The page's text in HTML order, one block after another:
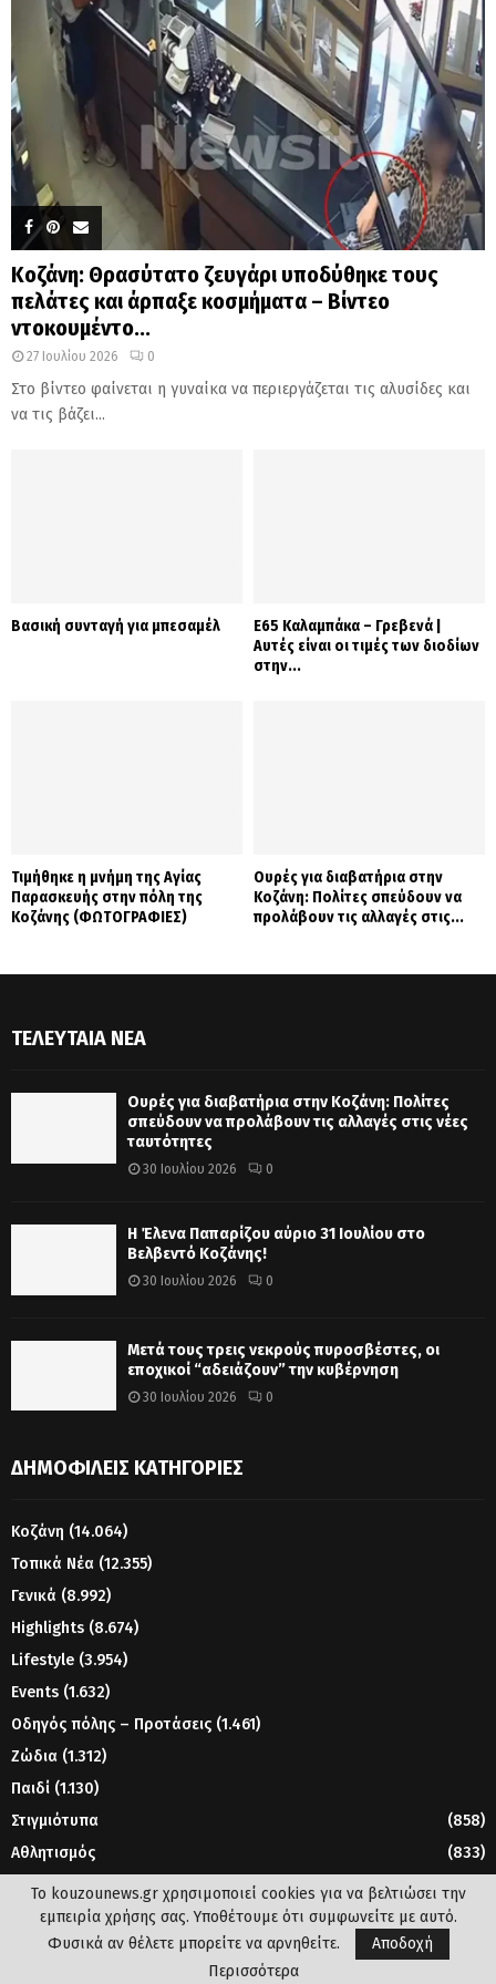
Κοζάνη: Θρασύτατο ζευγάρι υποδύθηκε τους
πελάτες και άρπαξε κοσμήματα – Βίντεο
ντοκουμέντο...
27 Ιουλίου 2026 0
Στο βίντεο φαίνεται η γυναίκα να περιεργάζεται τις αλυσίδες και
να τις βάζει...
Βασική συνταγή για μπεσαμέλ
Ε65 Καλαμπάκα – Γρεβενά |
Αυτές είναι οι τιμές των διοδίων
στην...
Τιμήθηκε η μνήμη της Αγίας
Παρασκευής στην πόλη της
Κοζάνης (ΦΩΤΟΓΡΑΦΙΕΣ)
Ουρές για διαβατήρια στην
Κοζάνη: Πολίτες σπεύδουν να
προλάβουν τις αλλαγές στις...
ΤΕΛΕΥΤΑΊΑ ΝΈΑ
Ουρές για διαβατήρια στην Κοζάνη: Πολίτες
σπεύδουν να προλάβουν τις αλλαγές στις νέες
ταυτότητες
30 Ιουλίου 2026 0
Η Έλενα Παπαρίζου αύριο 31 Ιουλίου στο
Βελβεντό Κοζάνης!
30 Ιουλίου 2026 0
Μετά τους τρεις νεκρούς πυροσβέστες, οι
εποχικοί “αδειάζουν” την κυβέρνηση
30 Ιουλίου 2026 0
ΔΗΜΟΦΙΛΕΊΣ ΚΑΤΗΓΟΡΊΕΣ
Κοζάνη (14.064)
Τοπικά Νέα (12.355)
Γενικά (8.992)
Highlights (8.674)
Lifestyle (3.954)
Events (1.632)
Οδηγός πόλης – Προτάσεις (1.461)
Ζώδια (1.312)
Παιδί (1.130)
Στιγμιότυπα
(858)
Αθλητισμός
(833)
Γυναίκα
© 2023 - www.kouzounews.gr
Το kouzounews.gr χρησιμοποιεί cookies για να βελτιώσει την
εμπειρία χρήσης σας. Υποθέτουμε ότι συμφωνείτε με αυτό.
Φυσικά αν θέλετε μπορείτε να αρνηθείτε.
Αποδοχή
Περισσότερα